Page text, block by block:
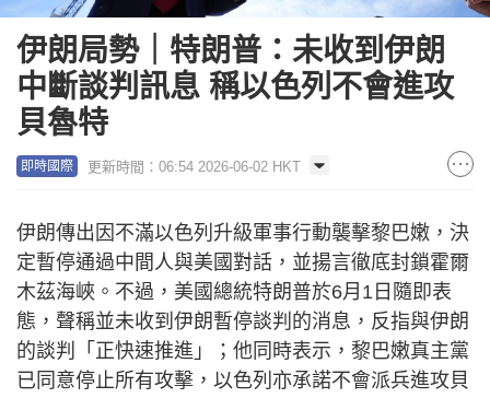
伊朗局勢｜特朗普：未收到伊朗
中斷談判訊息 稱以色列不會進攻
貝魯特
即時國際 更新時間：06:54 2026-06-02 HKT
伊朗傳出因不滿以色列升級軍事行動襲擊黎巴嫩，決
定暫停通過中間人與美國對話，並揚言徹底封鎖霍爾
木茲海峽。不過，美國總統特朗普於6月1日隨即表
態，聲稱並未收到伊朗暫停談判的消息，反指與伊朗
的談判「正快速推進」；他同時表示，黎巴嫩真主黨
已同意停止所有攻擊，以色列亦承諾不會派兵進攻貝